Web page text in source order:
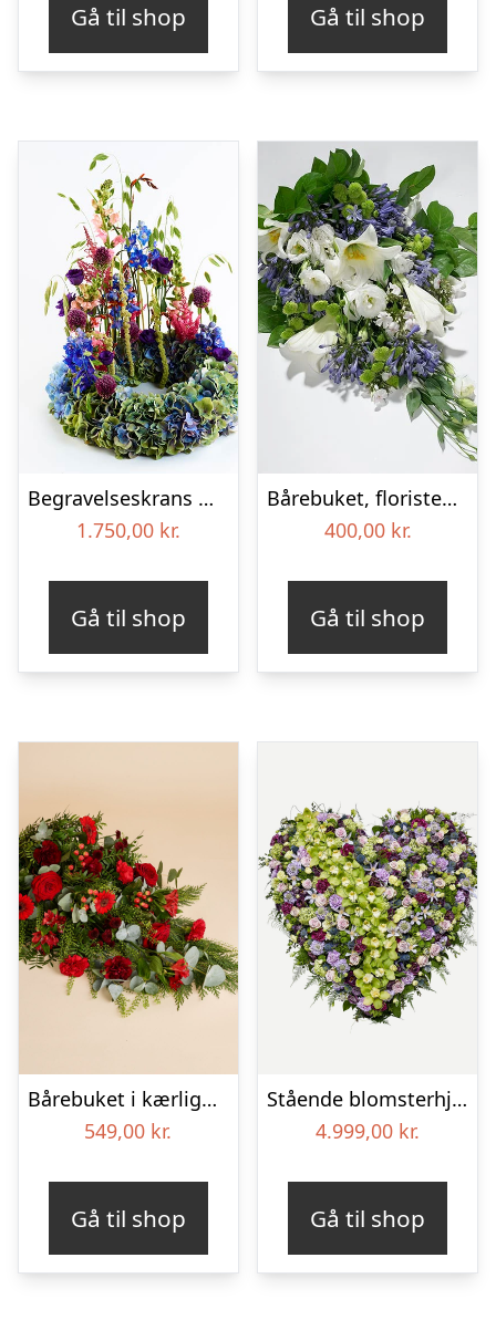
Gå til shop Gå til shop
Begravelseskrans med hortensia og farverige detaljer – Blomster til begravelse
1.750,00 kr.
Gå til shop
Bårebuket, floristens valg – Blomster til begravelse
400,00 kr.
Gå til shop
Bårebuket i kærlighedens farver
549,00 kr.
Gå til shop
Stående blomsterhjerte – Et eksklusivt farvel
4.999,00 kr.
Gå til shop